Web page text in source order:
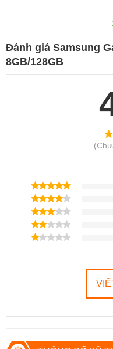
Giá bán
Sản phẩm
Mua Samsung cũ rất
Nguồn gốc, xuất xứ rõ
Cam kết hàng zin
Bảo hành 6 tháng
hình
trong 12 tháng, tặng
Đánh giá Samsung
8GB/128GB